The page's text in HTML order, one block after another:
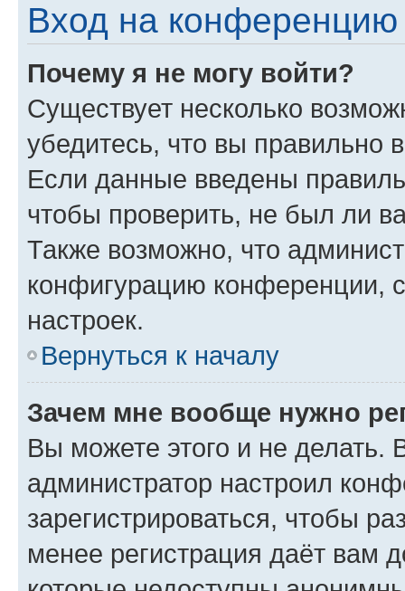
Вход на конференцию
Почему я не могу войти?
Существует несколько
убедитесь, что вы правильно
Если данные введены
чтобы проверить, не был ли
Также возможно, что
конфигурацию конференции,
настроек.
Вернуться к началу
Зачем мне вообще нужно
Вы можете этого и не делать.
администратор настроил
зарегистрироваться, чтобы
менее регистрация даёт вам